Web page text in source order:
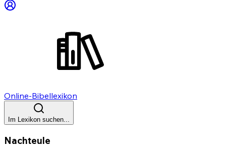
Online-Bibellexikon
Im Lexikon suchen...
Nachteule